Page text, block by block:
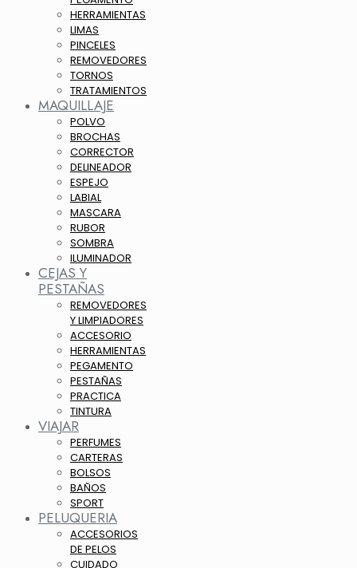
HERRAMIENTAS
LIMAS
PINCELES
REMOVEDORES
TORNOS
TRATAMIENTOS
MAQUILLAJE
POLVO
BROCHAS
CORRECTOR
DELINEADOR
ESPEJO
LABIAL
MASCARA
RUBOR
SOMBRA
ILUMINADOR
CEJAS Y
PESTAÑAS
REMOVEDORES
Y LIMPIADORES
ACCESORIO
HERRAMIENTAS
PEGAMENTO
PESTAÑAS
PRACTICA
TINTURA
VIAJAR
PERFUMES
CARTERAS
BOLSOS
BAÑOS
SPORT
PELUQUERIA
ACCESORIOS
DE PELOS
CUIDADO